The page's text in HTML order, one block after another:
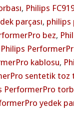
, Philips
parçası, philips
bez,
Philips
kablosu,
sentetik toz
PerformerPro
yedek